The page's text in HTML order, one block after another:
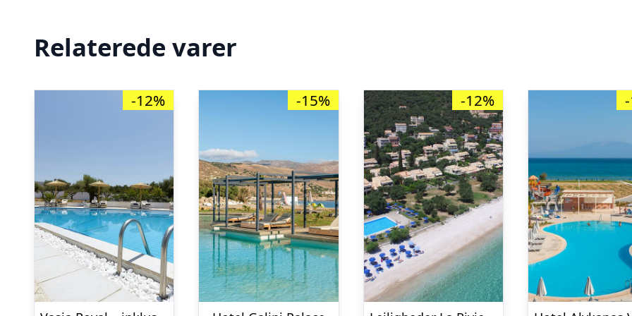
Relaterede varer
-12% -15% -12%